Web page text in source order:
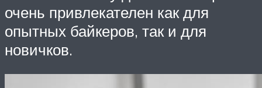
очень привлекателен как для
опытных байкеров, так и для
новичков.